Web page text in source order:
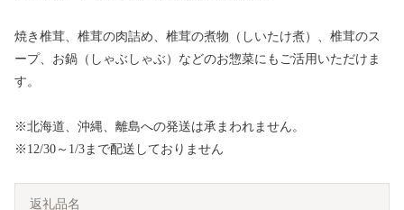
焼き椎茸、椎茸の肉詰め、椎茸の煮物（しいたけ煮）、椎茸のス
ープ、お鍋（しゃぶしゃぶ）などのお惣菜にもご活用いただけま
す。
※北海道、沖縄、離島への発送は承まわれません。
※12/30～1/3まで配送しておりません
返礼品名